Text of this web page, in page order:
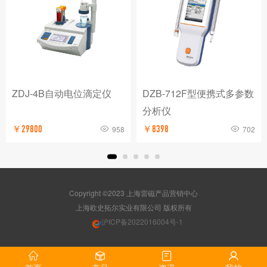
ZDJ-4B自动电位滴定仪
￥29800 958
DZB-712F型便携式多参数
分析仪
￥8398 702
Copyright ©2023 上海雷磁产品营销中心
版权所有
沪ICP备2022016004号-1